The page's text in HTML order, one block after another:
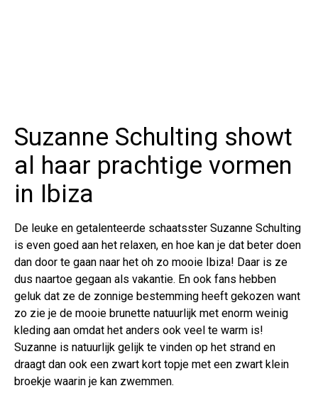
Suzanne Schulting showt
al haar prachtige vormen
in Ibiza
De leuke en getalenteerde schaatsster Suzanne Schulting
is even goed aan het relaxen, en hoe kan je dat beter doen
dan door te gaan naar het oh zo mooie Ibiza! Daar is ze
dus naartoe gegaan als vakantie. En ook fans hebben
geluk dat ze de zonnige bestemming heeft gekozen want
zo zie je de mooie brunette natuurlijk met enorm weinig
kleding aan omdat het anders ook veel te warm is!
Suzanne is natuurlijk gelijk te vinden op het strand en
draagt dan ook een zwart kort topje met een zwart klein
broekje waarin je kan zwemmen.